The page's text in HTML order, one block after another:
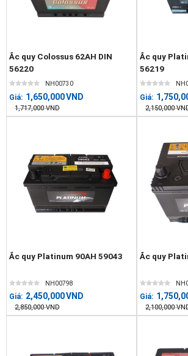
Ắc quy Colossus 62AH DIN
56220
NH00730
Giá: 1,650,000VND
1,717,000 VND
Ắc quy
56219
Giá:
2,150,000
Ắc quy Platinum 90AH 59043
NH00798
Giá: 2,450,000VND
2,850,000 VND
Ắc quy
Giá:
2,100,000